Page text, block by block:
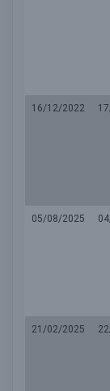
16/12/2022
05/08/2025
21/02/2025